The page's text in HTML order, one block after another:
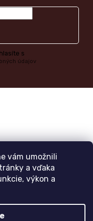
vám umožnili
a vďaka
výkon a
s
údajov